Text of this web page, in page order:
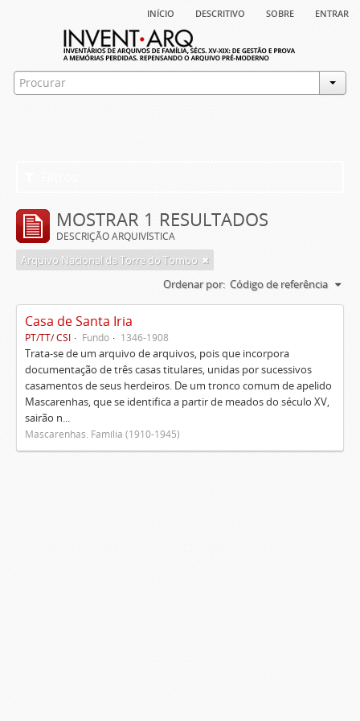
início descritivo sobre entrar
MOSTRAR 1 RESULTADOS
DESCRIÇÃO ARQUIVÍSTICA
Arquivo Nacional da Torre do Tombo
Ordenar por: Código de referência
Casa de Santa Iria
PT/TT/ CSI Fundo 1346-1908
Trata-se de um arquivo de arquivos, pois que incorpora
documentação de três casas titulares, unidas por sucessivos
casamentos de seus herdeiros. De um tronco comum de apelido
Mascarenhas, que se identifica a partir de meados do século XV,
sairão n...
Mascarenhas. Família (1910-1945)